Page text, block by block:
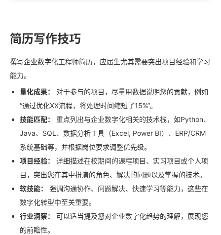
简历写作技巧
撰写企业数字化工程师简历，应届生尤其需要突出项目经验和学习
能力。
量化成果：
对于参与的项目，尽量用数据说明您的贡献，例如
“通过优化XX流程，将处理时间缩短了15%”。
技能匹配：
重点列出与企业数字化相关的技术栈，如Python、
Java、SQL、数据分析工具（Excel, Power BI）、ERP/CRM
系统基础等，并根据岗位要求调整优先级。
项目经验：
详细描述在校期间的课程项目、实习项目或个人项
目，突出您在其中扮演的角色、解决的问题以及掌握的技术。
软技能：
强调沟通协作、问题解决、快速学习等能力，这些在
数字化转型中至关重要。
行业洞察：
可以适当提及您对企业数字化趋势的理解，展现您
的前瞻性。